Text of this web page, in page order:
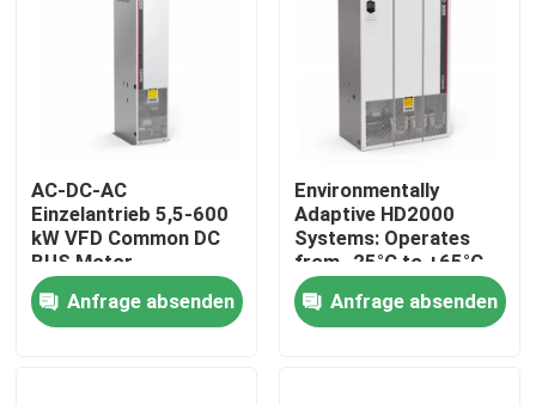
Zu Hause
Produkte
AC-DC-AC
Einzelantrieb 5,5-600
kW VFD Common DC
BUS Motor
Wechselfrequenzantrieb
für das Heben
Anfrage absenden
Environmentally
Adaptive HD2000
Systems: Operates
from -25°C to +65°C
and Humidity Up to
85%Anfrage absenden